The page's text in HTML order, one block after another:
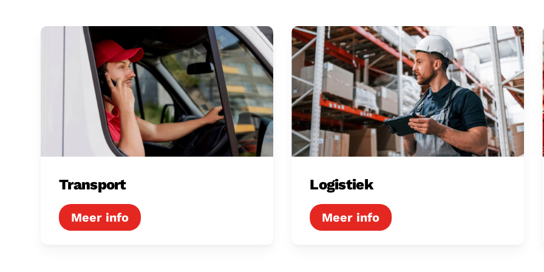
Transport
Transport
Logistiek
Logistiek